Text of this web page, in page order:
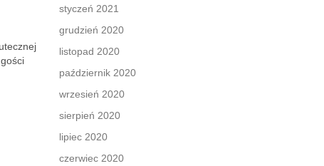
styczeń 2021
grudzień 2020
listopad 2020
październik 2020
wrzesień 2020
sierpień 2020
lipiec 2020
czerwiec 2020